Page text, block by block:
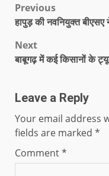
Previous
हापुड़ की नवनियुक्त बीएसए
Next
बाबूगढ़ में कई किसानों के
Leave a Reply
Your email address
fields are marked *
Comment*